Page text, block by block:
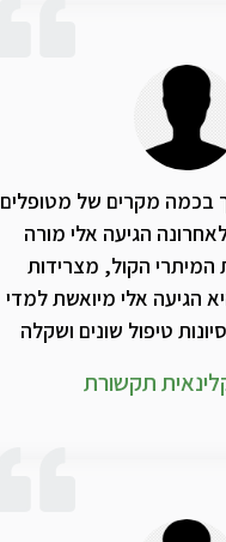
בכמה מקרים של מטופלים
הגיעה אלי מורה
הקול, מצרידות
הגיעה אלי מיואשת למדי
טיפול שונים ושקלה
ה"טובים" שלה קולה
לאחר סדרת מפגשים בהם
אמ אר ג'י… ולאחר תקופה
תקשורת